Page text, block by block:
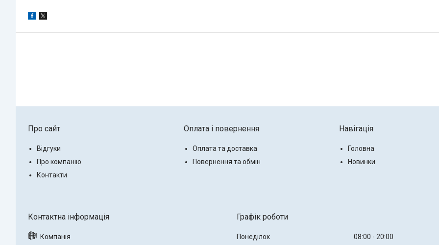
Про сайт
Відгуки
Про компанію
Контакти
Оплата і повернення
Оплата та доставка
Повернення та обмін
Навігація
Головна
Новинки
Графік роботи
Понеділок 08:00
20:00